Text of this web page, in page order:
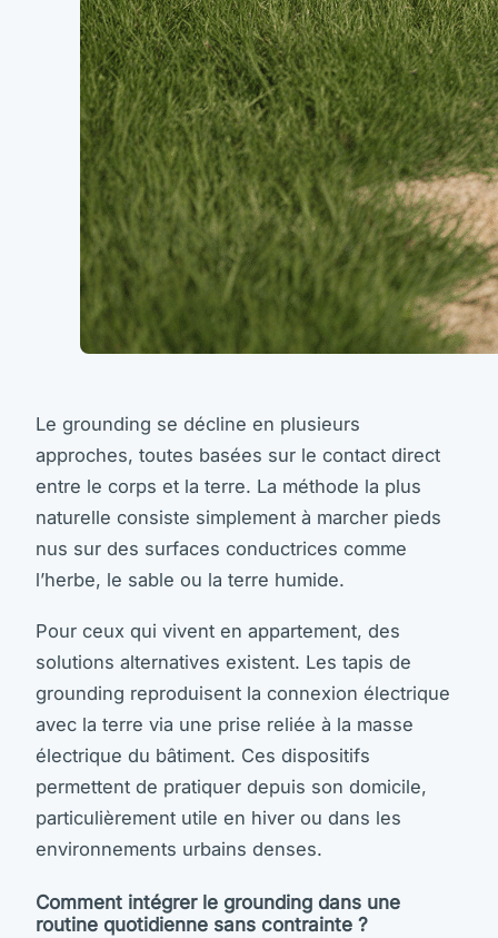
Le grounding se décline en plusieurs
approches, toutes basées sur le contact direct
entre le corps et la terre. La méthode la plus
naturelle consiste simplement à marcher pieds
nus sur des surfaces conductrices comme
l’herbe, le sable ou la terre humide.
Pour ceux qui vivent en appartement, des
solutions alternatives existent. Les tapis de
grounding reproduisent la connexion électrique
avec la terre via une prise reliée à la masse
électrique du bâtiment. Ces dispositifs
permettent de pratiquer depuis son domicile,
particulièrement utile en hiver ou dans les
environnements urbains denses.
Comment intégrer le grounding dans une
routine quotidienne sans contrainte ?